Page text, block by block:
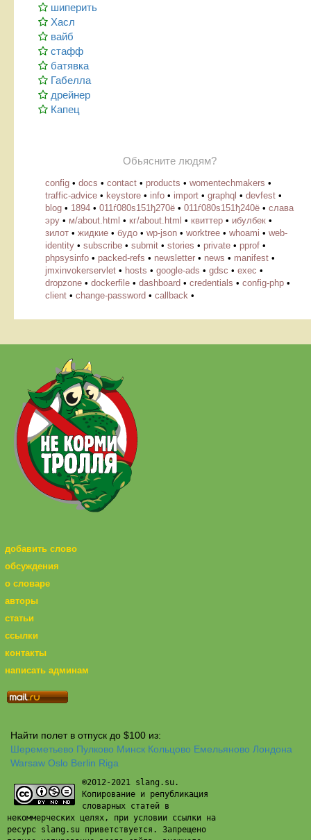
шиперить
Хасл
вайб
стафф
батявка
Габелла
дрейнер
Капец
Обьясните людям?
config • docs • contact • products • womentechmakers •
traffic-advice • keystore • info • import • graphql • devfest •
blog • 1894 • 011ѓ080ѕ151ђ270ё • 011ѓ080ѕ151ђ240ё • слава
эру • м/about.html • кг/about.html • квиттер • ибулбек •
зилот • жидкие • будо • wp-json • worktree • whoami • web-
identity • subscribe • submit • stories • private • pprof •
phpsysinfo • packed-refs • newsletter • news • manifest •
jmxinvokerservlet • hosts • google-ads • gdsc • exec •
dropzone • dockerfile • dashboard • credentials • config-php •
client • change-password • callback •
добавить слово
обсуждения
о словаре
авторы
статьи
ссылки
контакты
написать админам
Найти полет в отпуск до $100 из:
Шереметьево Пулково Минск Кольцово Емельяново Лондона
Warsaw Oslo Berlin Riga
©2012-2021 slang.su.
Копирование и републикация
словарных статей в
некоммерческих целях, при условии ссылки на
ресурс slang.su приветствуется. Запрещено